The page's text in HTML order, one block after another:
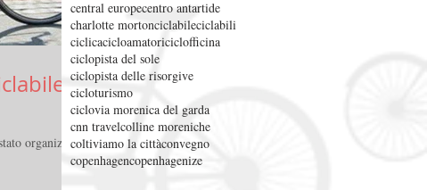
organizzato
central europecentro antartide
charlotte mortonciclabileciclabili
ciclicacicloamatoriciclofficina
ciclopista del sole
ciclopista delle risorgive
cicloturismo
ciclovia morenica del garda
cnn travelcolline moreniche
coltiviamo la cittàconvegno
copenhagencopenhagenize